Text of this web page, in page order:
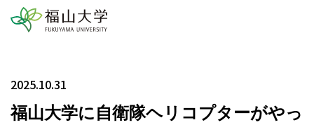
2025.10.31
福山大学に自衛隊ヘリコプターがやっ